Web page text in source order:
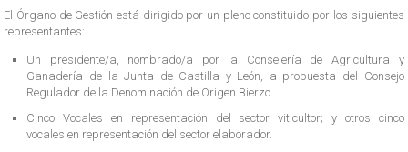
El Órgano de Gestión está dirigido por un pleno constituido por los siguientes
representantes:
Un presidente/a, nombrado/a por la Consejería de Agricultura y
Ganadería de la Junta de Castilla y León, a propuesta del Consejo
Regulador de la Denominación de Origen Bierzo.
Cinco Vocales en representación del sector viticultor; y otros cinco
vocales en representación del sector elaborador.